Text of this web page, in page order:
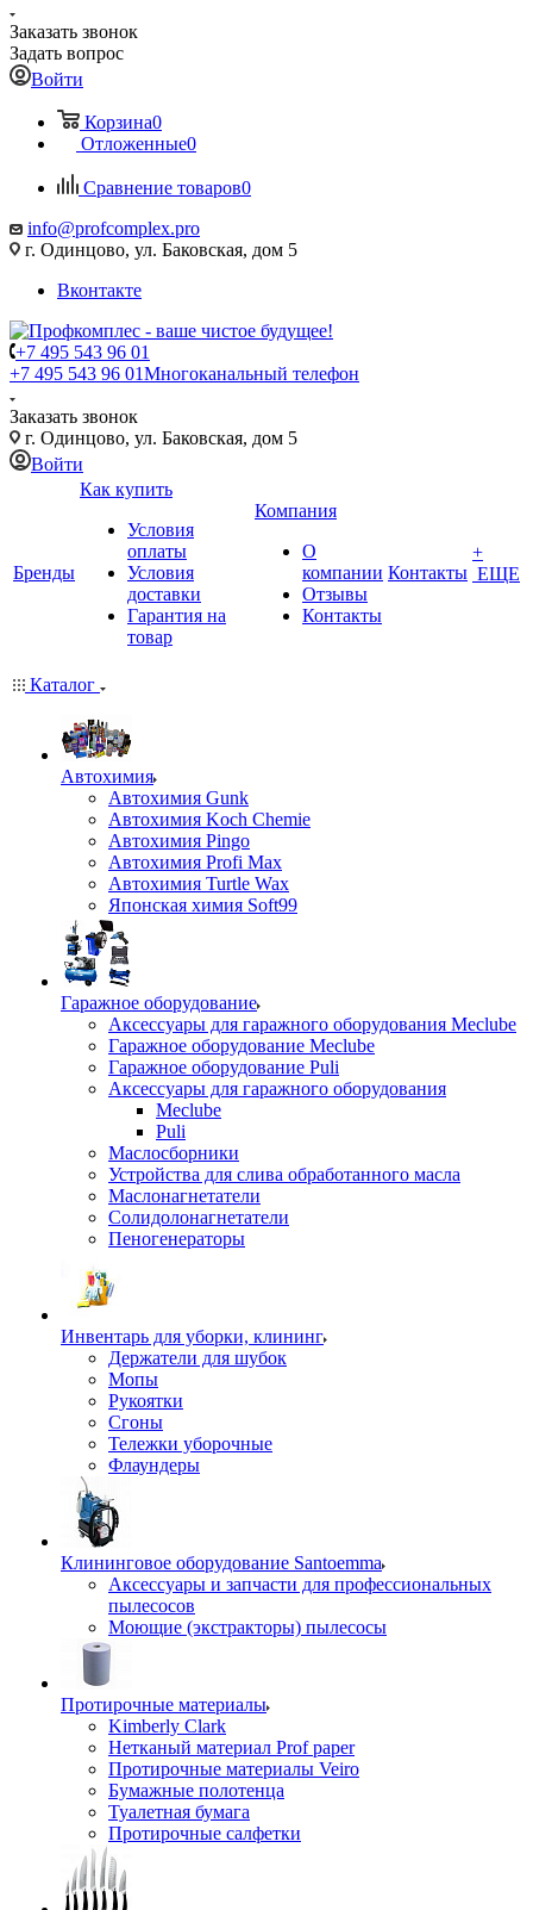
Заказать звонок
Задать вопрос
Войти
Корзина0
Отложенные0
Сравнение товаров0
info@profcomplex.pro
г. Одинцово, ул. Баковская, дом 5
Вконтакте
+7 495 543 96 01
+7 495 543 96 01Многоканальный телефон
Заказать звонок
г. Одинцово, ул. Баковская, дом 5
Войти
Бренды
Как купить
Условия
оплаты
Условия
доставки
Гарантия на
товар
Компания
О
компании
Отзывы
Контакты
Контакты
+
ЕЩЕ
Каталог
Автохимия
Автохимия Gunk
Автохимия Koch Chemie
Автохимия Pingo
Автохимия Profi Max
Автохимия Turtle Wax
Японская химия Soft99
Гаражное оборудование
Аксессуары для гаражного оборудования Meclube
Гаражное оборудование Meclube
Гаражное оборудование Puli
Аксессуары для гаражного оборудования
Meclube
Puli
Маслосборники
Устройства для слива обработанного масла
Маслонагнетатели
Солидолонагнетатели
Пеногенераторы
Инвентарь для уборки, клининг
Держатели для шубок
Мопы
Рукоятки
Сгоны
Тележки уборочные
Флаундеры
Клининговое оборудование Santoemma
Аксессуары и запчасти для профессиональных
пылесосов
Моющие (экстракторы) пылесосы
Протирочные материалы
Kimberly Clark
Нетканый материал Prof paper
Протирочные материалы Veiro
Бумажные полотенца
Туалетная бумага
Протирочные салфетки